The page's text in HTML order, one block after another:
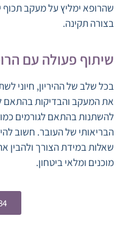
שהרופא ימליץ על מעקב תכוף
בצורה תקינה.
שיתוף פעולה עם
בכל שלב של ההיריון, חיוני
את המעקב והבדיקות בהתאם
להשתנות בהתאם לגורמים כמו
הבריאותי של העובר. חשוב
שאלות במידת הצורך ולהבין
מוכנים ומלאי ביטחון.